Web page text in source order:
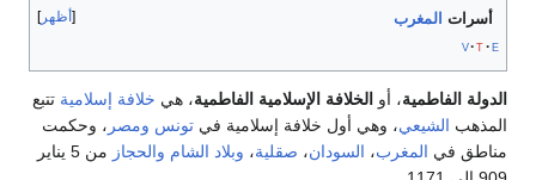
أظهر أسرات المغرب
v t e
الدولة الفاطمية، أو الخلافة الإسلامية الفاطمية، هي خلافة إسلامية تتبع
المذهب الشيعي، وهي أول خلافة إسلامية في تونس ومصر ، وحكمت
مناطق في المغرب، السودان، صقلية، وبلاد الشام والحجاز
من 5 يناير